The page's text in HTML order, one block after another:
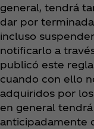
general, tendrá
dar por
incluso
notificarlo a
publicó este
cuando con ello
adquiridos por
en general
anticipadamente